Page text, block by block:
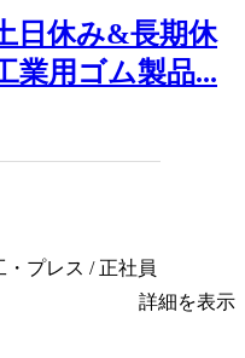
日休み&長期休
業用ゴム製品...
プレス / 正社員
詳細を表示